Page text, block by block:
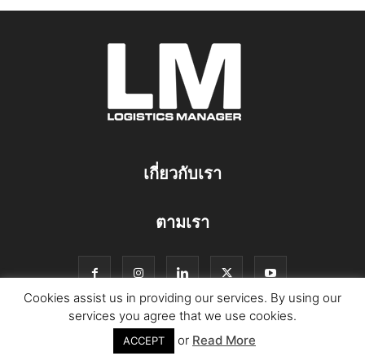
เกี่ยวกับเรา
ตามเรา
© Copyright Logistics Manager
Cookies assist us in providing our services. By using our
services you agree that we use cookies.
ACCEPT or Read More